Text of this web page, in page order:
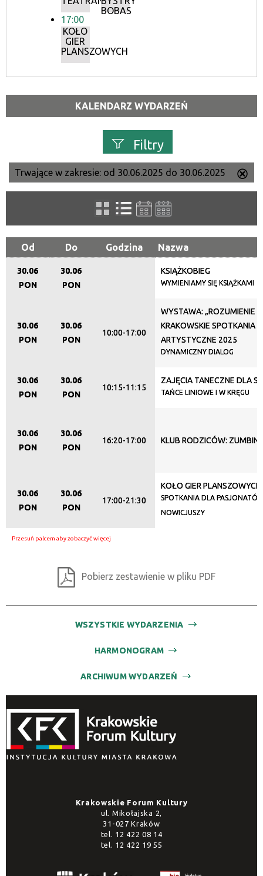
17:00
KOŁO
GIER
PLANSZOWYCH
BOBAS
KALENDARZ WYDARZEŃ
Filtry
Szukana fraza
Kategoria
Trwające w zakresie
Miejsce
Trwające w zakresie: od 30.06.2025 do 30.06.2025
ten
Od Do Godzina Nazwa
30.06
PON
30.06
PON
KSIĄŻKOBIEG
WYMIENIAMY SIĘ KSIĄŻKAMI
30.06
PON
30.06
PON
10:00-17:00
WYSTAWA: „ROZUMIENIE
KRAKOWSKIE SPOTKANIA
ARTYSTYCZNE 2025
DYNAMICZNY DIALOG
30.06
PON
30.06
PON
10:15-11:15
ZAJĘCIA TANECZNE DLA
TAŃCE LINIOWE I W KRĘGU
30.06
PON
30.06
PON
16:20-17:00 KLUB RODZICÓW:
30.06
PON
30.06
PON
17:00-21:30
KOŁO GIER PLANSZOWYCH
SPOTKANIA DLA
NOWICJUSZY
Pobierz zestawienie w pliku PDF
WSZYSTKIE WYDARZENIA
HARMONOGRAM
ARCHIWUM WYDARZEŃ
Krakowskie Forum Kultury
ul. Mikołajska 2,
31-027 Kraków
tel. 12 422 08 14
tel. 12 422 19 55